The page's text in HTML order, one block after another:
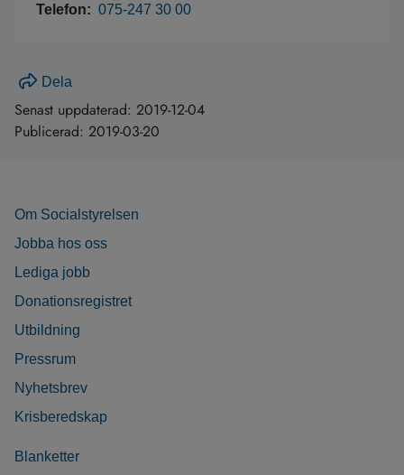
Telefon: 075-247 30 00
Dela
Senast uppdaterad: 2019-12-04
Publicerad: 2019-03-20
Om Socialstyrelsen
Jobba hos oss
Lediga jobb
Donationsregistret
Utbildning
Pressrum
Nyhetsbrev
Krisberedskap
Blanketter